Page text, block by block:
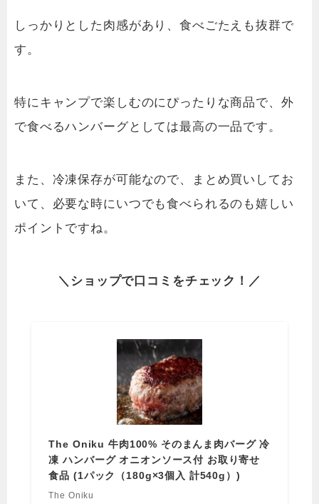
しっかりとした肉感があり、食べごたえも抜群で
す。
特にキャンプで楽しむのにぴったりな商品で、外
で食べるハンバーグとしては最高の一品です。
また、冷凍保存が可能なので、まとめ買いしてお
いて、必要な時にいつでも食べられるのも嬉しい
ポイントですね。
＼ ショップで口コミをチェック！／
The Oniku 牛肉100% そのまんま肉バーグ 冷
凍 ハンバーグ オニオンソース付 お取り寄せ
食品 (1パック（180g×3個入 計540g）)
The Oniku